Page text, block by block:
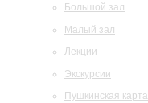
Большой зал
Малый зал
Лекции
Экскурсии
Пушкинская карта